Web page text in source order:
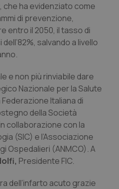
Rettocolite Ulcerosa
neurodegenerative
, che ha evidenziato come
di prevenzione,
entro il 2050, il tasso di
salvando a livello
e non più rinviabile dare
Nazionale per la Salute
Italiana di
della Società
collaborazione con la
(SIC) e l’Associazione
Ospedalieri (ANMCO). A
Presidente FIC.
dell’infarto acuto grazie